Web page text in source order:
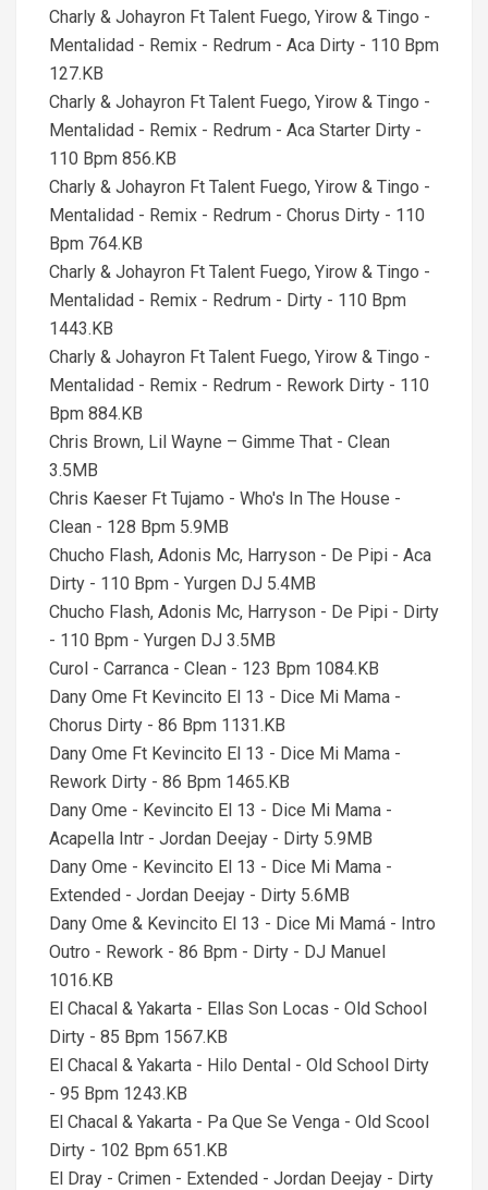
Charly & Johayron Ft Talent Fuego, Yirow & Tingo -
Mentalidad - Remix - Redrum - Aca Dirty - 110 Bpm
127.KB
Charly & Johayron Ft Talent Fuego, Yirow & Tingo -
Mentalidad - Remix - Redrum - Aca Starter Dirty -
110 Bpm 856.KB
Charly & Johayron Ft Talent Fuego, Yirow & Tingo -
Mentalidad - Remix - Redrum - Chorus Dirty - 110
Bpm 764.KB
Charly & Johayron Ft Talent Fuego, Yirow & Tingo -
Mentalidad - Remix - Redrum - Dirty - 110 Bpm
1443.KB
Charly & Johayron Ft Talent Fuego, Yirow & Tingo -
Mentalidad - Remix - Redrum - Rework Dirty - 110
Bpm 884.KB
Chris Brown, Lil Wayne – Gimme That - Clean
3.5MB
Chris Kaeser Ft Tujamo - Who's In The House -
Clean - 128 Bpm 5.9MB
Chucho Flash, Adonis Mc, Harryson - De Pipi - Aca
Dirty - 110 Bpm - Yurgen DJ 5.4MB
Chucho Flash, Adonis Mc, Harryson - De Pipi - Dirty
- 110 Bpm - Yurgen DJ 3.5MB
Curol - Carranca - Clean - 123 Bpm 1084.KB
Dany Ome Ft Kevincito El 13 - Dice Mi Mama -
Chorus Dirty - 86 Bpm 1131.KB
Dany Ome Ft Kevincito El 13 - Dice Mi Mama -
Rework Dirty - 86 Bpm 1465.KB
Dany Ome - Kevincito El 13 - Dice Mi Mama -
Acapella Intr - Jordan Deejay - Dirty 5.9MB
Dany Ome - Kevincito El 13 - Dice Mi Mama -
Extended - Jordan Deejay - Dirty 5.6MB
Dany Ome & Kevincito El 13 - Dice Mi Mamá - Intro
Outro - Rework - 86 Bpm - Dirty - DJ Manuel
1016.KB
El Chacal & Yakarta - Ellas Son Locas - Old School
Dirty - 85 Bpm 1567.KB
El Chacal & Yakarta - Hilo Dental - Old School Dirty
- 95 Bpm 1243.KB
El Chacal & Yakarta - Pa Que Se Venga - Old Scool
Dirty - 102 Bpm 651.KB
El Dray - Crimen - Extended - Jordan Deejay - Dirty